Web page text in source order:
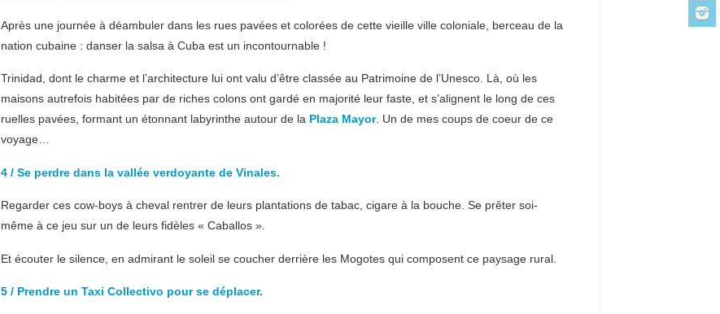
Après une journée à déambuler dans les rues pavées et colorées de cette vieille ville coloniale, berceau de la
nation cubaine : danser la salsa à Cuba est un incontournable !
Trinidad, dont le charme et l’architecture lui ont valu d’être classée au Patrimoine de l’Unesco. Là, où les
maisons autrefois habitées par de riches colons ont gardé en majorité leur faste, et s’alignent le long de ces
ruelles pavées, formant un étonnant labyrinthe autour de la Plaza Mayor. Un de mes coups de coeur de ce
voyage…
4 / Se perdre dans la vallée verdoyante de Vinales.
Regarder ces cow-boys à cheval rentrer de leurs plantations de tabac, cigare à la bouche. Se prêter soi-
même à ce jeu sur un de leurs fidèles « Caballos ».
Et écouter le silence, en admirant le soleil se coucher derrière les Mogotes qui composent ce paysage rural.
5 / Prendre un Taxi Collectivo pour se déplacer.